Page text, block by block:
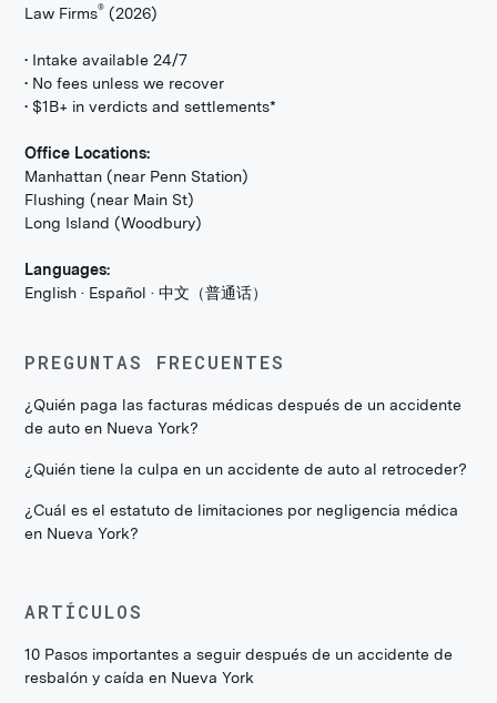
Law Firms® (2026)
• Intake available 24/7
• No fees unless we recover
• $1B+ in verdicts and settlements*
Office Locations:
Manhattan (near Penn Station)
Flushing (near Main St)
Long Island (Woodbury)
Languages:
English · Español · 中文（普通话）
PREGUNTAS FRECUENTES
¿Quién paga las facturas médicas después de un accidente
de auto en Nueva York?
¿Quién tiene la culpa en un accidente de auto al retroceder?
¿Cuál es el estatuto de limitaciones por negligencia médica
en Nueva York?
ARTÍCULOS
10 Pasos importantes a seguir después de un accidente de
resbalón y caída en Nueva York